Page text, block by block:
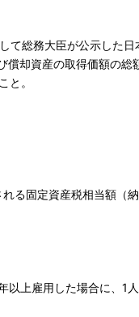
て総務大臣が公示した日
却資産の取得価額の
と。
る固定資産税相当額（
上雇用した場合に、1